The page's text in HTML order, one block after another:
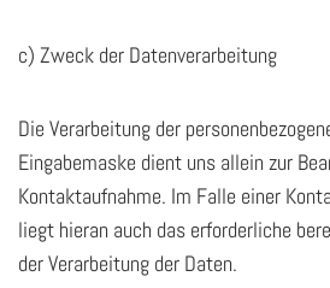
c) Zweck der Datenverarbeitung
Die Verarbeitung der
Eingabemaske dient uns allein zur
Kontaktaufnahme. Im Falle einer
liegt hieran auch das erforderliche
der Verarbeitung der Daten.